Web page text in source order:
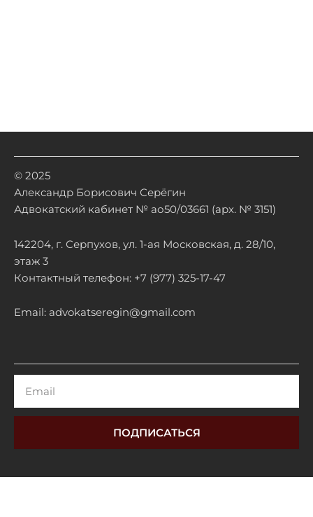
© 2025
Александр Борисович Серёгин
Адвокатский кабинет № ао50/03661 (арх. № 3151)
142204, г. Серпухов, ул. 1-ая Московская, д. 28/10,
этаж 3
Контактный телефон: +7 (977) 325-17-47
Email: advokatseregin@gmail.com
ПОДПИСАТЬСЯ